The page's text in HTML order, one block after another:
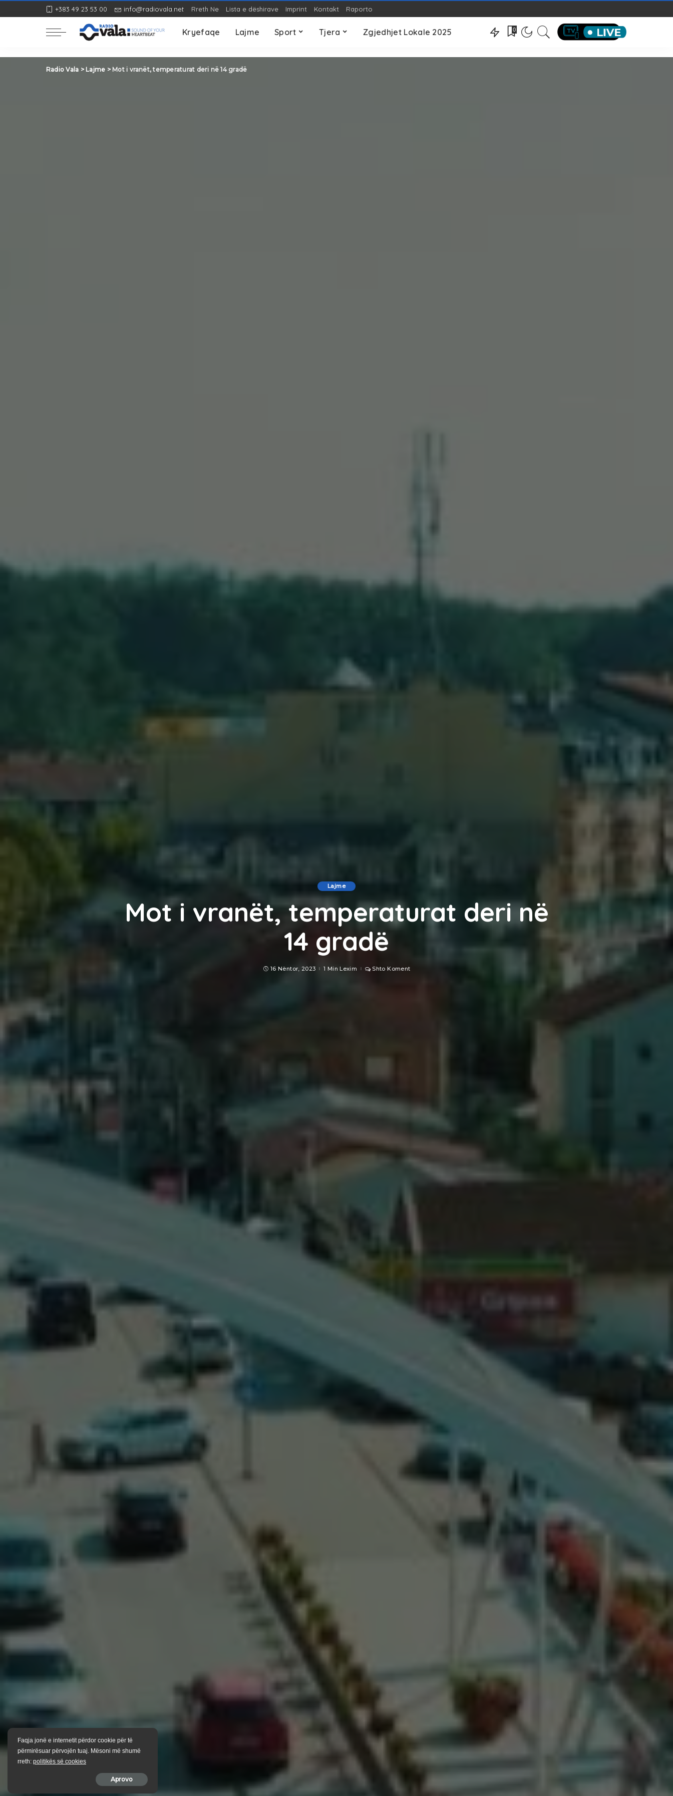
+383 49 23 53 00 info@radiovala.net Rreth Ne Lista e dëshirave Imprint Kontakt Raporto
Kryefaqe Lajme Sport Tjera
Rozë
Zgjedhjet Lokale 2025 0
Rozë OP-ED Teknologji Shëndeti
Radio Vala > Lajme > Mot i vranët, temperaturat deri në 14 gradë
Lajme
Mot i vranët, temperaturat deri në
14 gradë
16 Nëntor, 2023 1 Min Lexim Shto Koment
Faqja jonë e internetit përdor cookie për të
përmirësuar përvojën tuaj. Mësoni më shumë
rreth: politikës së cookies
Aprovo